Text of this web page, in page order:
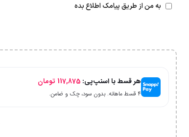
به من از طریق پیامک اطلاع بده
هر قسط با اسنپ‌پی:117,875 تومان
۴ قسط ماهانه. بدون سود، چک و ضامن.